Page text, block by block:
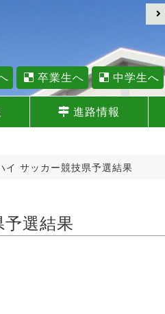
卒業生へ 中学生へ
進路情報
イ サッカー競技県予選結果
選結果